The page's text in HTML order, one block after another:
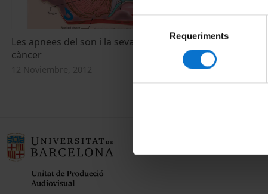
consentiment
Requeriments
Les apnees del son i la seva relació amb el
càncer
12 Noviembre, 2012
Las apneas
cáncer
12 Noviembre,